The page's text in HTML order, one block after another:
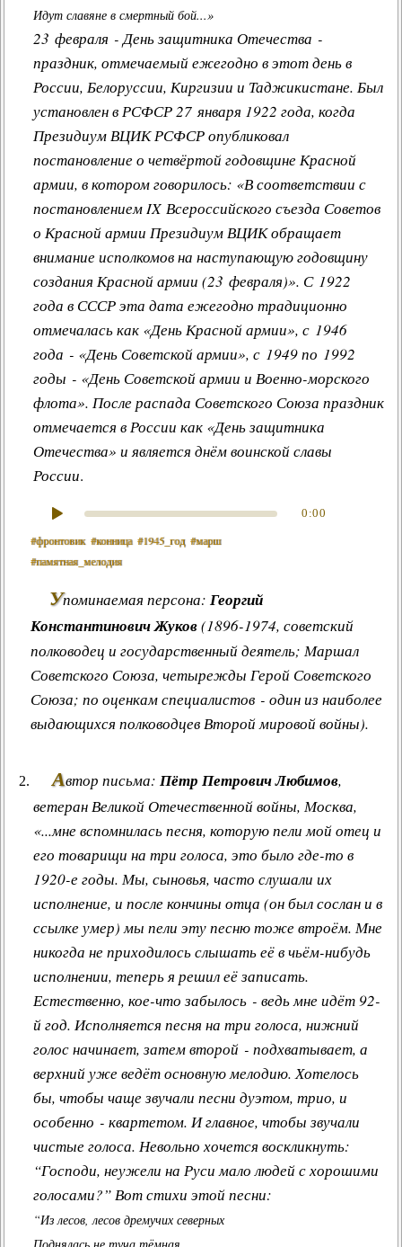
Идут славяне в смертный бой...»
23 февраля -День защитника Отечества -
праздник, отмечаемый ежегодно в этот день в
России, Белоруссии, Киргизии и Таджикистане. Был
установлен в РСФСР 27 января 1922 года, когда
Президиум ВЦИК РСФСР опубликовал
постановление о четвёртой годовщине Красной
армии, в котором говорилось: «В соответствии с
постановлением IX Всероссийского съезда Советов
о Красной армии Президиум ВЦИК обращает
внимание исполкомов на наступающую годовщину
создания Красной армии (23 февраля)». С 1922
года в СССР эта дата ежегодно традиционно
отмечалась как «День Красной армии», с 1946
года - «День Советской армии», с 1949 по 1992
годы - «День Советской армии и Военно-морского
флота». После распада Советского Союза праздник
отмечается в России как «День защитника
Отечества» и является днём воинской славы
России.
0:00
#фронтовик #конница #1945_год #марш
#памятная_мелодия
Упоминаемая персона: Георгий
Константинович Жуков(1896-1974, советский
полководец и государственный деятель; Маршал
Советского Союза, четырежды Герой Советского
Союза; по оценкам специалистов - один из наиболее
выдающихся полководцев Второй мировой войны).
Автор письма: Пётр Петрович Любимов,
ветеран Великой Отечественной войны, Москва,
«...мне вспомнилась песня, которую пели мой отец и
его товарищи на три голоса, это было где-то в
1920-е годы. Мы, сыновья, часто слушали их
исполнение, и после кончины отца (он был сослан и в
ссылке умер) мы пели эту песню тоже втроём. Мне
никогда не приходилось слышать её в чьём-нибудь
исполнении, теперь я решил её записать.
Естественно, кое-что забылось - ведь мне идёт 92-
й год. Исполняется песня на три голоса, нижний
голос начинает, затем второй - подхватывает, а
верхний уже ведёт основную мелодию. Хотелось
бы, чтобы чаще звучали песни дуэтом, трио, и
особенно - квартетом. И главное, чтобы звучали
чистые голоса. Невольно хочется воскликнуть:
“Господи, неужели на Руси мало людей с хорошими
голосами?” Вот стихи этой песни:
“Из лесов, лесов дремучих северных